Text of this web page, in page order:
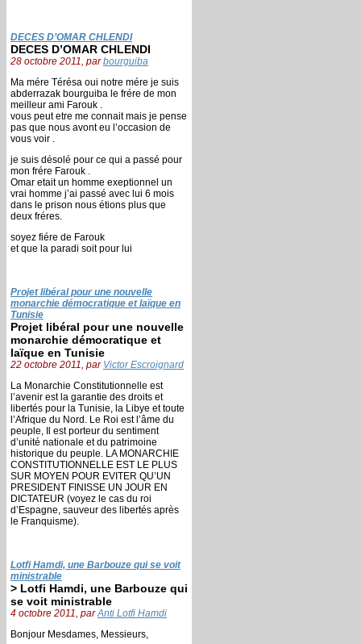
DECES D’OMAR CHLENDI
DECES D’OMAR CHLENDI
28 octobre 2011, parbourguiba
Ma mére Térésa oui notre mére je suis
abderrazak bourguiba le frére de mon
meilleur ami Farouk .
vous peut etre me connait mais je pense
pas que nous avont eu l’occasion de
vous voir .
je suis désolé pour ce qui a passé pour
mon frére Farouk .
Omar etait un homme exeptionnel un
vrai homme j’ai passé avec lui 6 mois
dans le prison nous étions plus que
deux fréres.
soyez fiére de Farouk
et que la paradi soit pour lui
Projet libéral pour une nouvelle
monarchie démocratique et laïque en
Tunisie
Projet libéral pour une nouvelle
monarchie démocratique et
laïque en Tunisie
22 octobre 2011, par Victor Escroignard
La Monarchie Constitutionnelle est
l’avenir est la garantie des droits et
libertés pour la Tunisie, la Libye et toute
l’Afrique du Nord. Le Roi est l’âme du
peuple, Il est porteur du sentiment
d’unité nationale et du patrimoine
historique du peuple. LA MONARCHIE
CONSTITUTIONNELLE EST LE PLUS
SUR MOYEN POUR EVITER QU’UN
PRESIDENT FINISSE UN JOUR EN
DICTATEUR (voyez le cas du roi
d’Espagne, sauveur des libertés après
le Franquisme).
Lotfi Hamdi, une Barbouze qui se voit
ministrable
> Lotfi Hamdi, une Barbouze qui
se voit ministrable
4 octobre 2011, parAnti Lotfi Hamdi
Bonjour Mesdames, Messieurs,